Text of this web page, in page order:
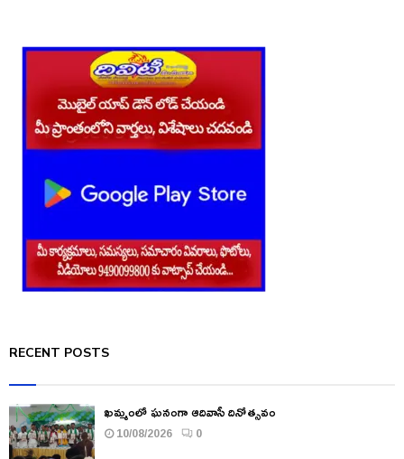
RECENT POSTS
ఖమ్మంలో ఘనంగా ఆదివాసీ దినోత్సవం
10/08/2026 0